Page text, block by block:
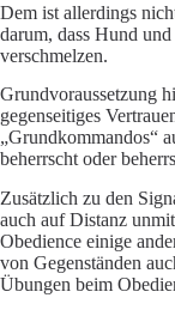
Dem ist allerdings
darum, dass Hund
verschmelzen.
Grundvoraussetzung
gegenseitiges
„Grundkommandos“
beherrscht oder
Zusätzlich zu den
auch auf Distanz
Obedience einige
von Gegenständen
Übungen beim